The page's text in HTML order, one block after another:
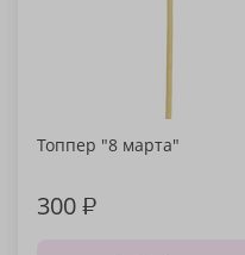
Топпер "8 марта"
300₽